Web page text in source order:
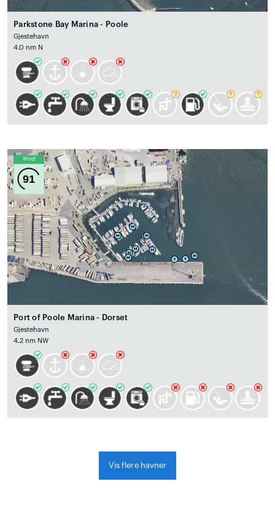
Parkstone Bay Marina - Poole
Gjestehavn
4.0 nm N
Wind
91
Port of Poole Marina - Dorset
Gjestehavn
4.2 nm NW
Vis flere havner